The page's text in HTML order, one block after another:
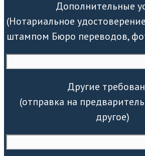
Дополнительные
(Нотариальное
штампом Бюро переводов,
Другие
(отправка на
другое)